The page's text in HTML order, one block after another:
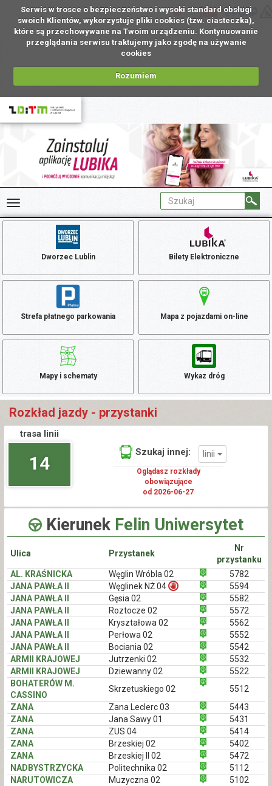
Serwis w trosce o bezpieczeństwo i wysoki standard obsługi
swoich Klientów, wykorzystuje pliki cookies (tzw. ciasteczka),
które są przechowywane na Twoim urządzeniu. Kontynuowanie
przeglądania serwisu traktujemy jako zgodę na używanie
cookies
Rozumiem
PL
Dworzec Lublin Bilety Elektroniczne
Strefa płatnego parkowania Mapa z pojazdami on-line
Mapy i schematy Wykaz dróg
Rozkład jazdy - przystanki
trasa linii
14
Szukaj innej: linii
Oglądasz rozkłady
obowiązujące
od 2026-06-27
Kierunek Felin Uniwersytet
Ulica Przystanek
Nr
przystanku
AL. KRAŚNICKA
Węglin Wróbla 02
5782
JANA PAWŁA II
Węglinek NŻ 04
5594
JANA PAWŁA II
Gęsia 02
5582
JANA PAWŁA II
Roztocze 02
5572
JANA PAWŁA II
Kryształowa 02
5562
JANA PAWŁA II
Perłowa 02
5552
JANA PAWŁA II
Bociania 02
5542
ARMII KRAJOWEJ
Jutrzenki 02
5532
ARMII KRAJOWEJ
Dziewanny 02
5522
BOHATERÓW M.
CASSINO
Skrzetuskiego 02
5512
ZANA
Zana Leclerc 03
5443
ZANA
Jana Sawy 01
5431
ZANA
ZUS 04
5414
ZANA
Brzeskiej 02
5402
ZANA
Brzeskiej II 02
5472
NADBYSTRZYCKA
Politechnika 02
5112
NARUTOWICZA
Muzyczna 02
5102